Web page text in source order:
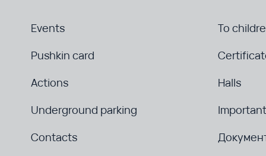
Events
To
Pushkin card
Actions
Halls
Underground parking
Contacts